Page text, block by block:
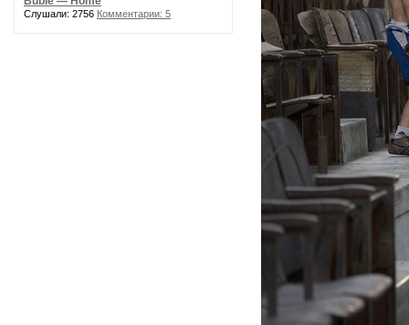
Слушали: 2756 Комментарии: 5